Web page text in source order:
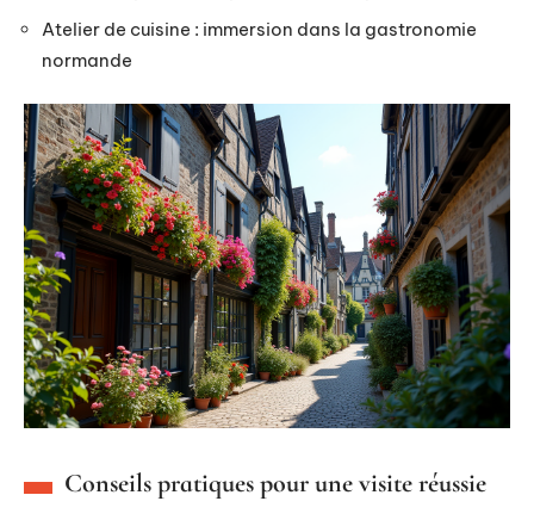
Atelier de cuisine : immersion dans la gastronomie
normande
Conseils pratiques pour une visite réussie